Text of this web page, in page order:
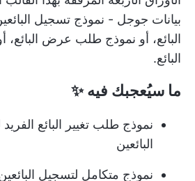
بيانات جوجل - نموذج تسجيل
البائع، أو نموذج طلب عرض البائع،
البائع.
ما سيُعجبك فيه✨
نموذج طلب تغيير البائع
البائعين
نموذج متكامل لتسجيل